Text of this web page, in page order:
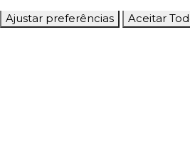
Ajustar preferências Aceitar